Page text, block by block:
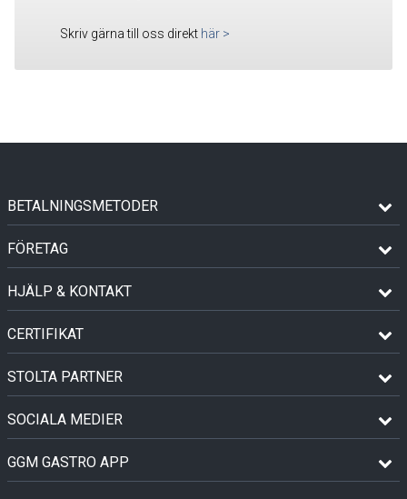
Skriv gärna till oss direkt här >
BETALNINGSMETODER
FÖRETAG
HJÄLP & KONTAKT
CERTIFIKAT
STOLTA PARTNER
SOCIALA MEDIER
GGM GASTRO APP